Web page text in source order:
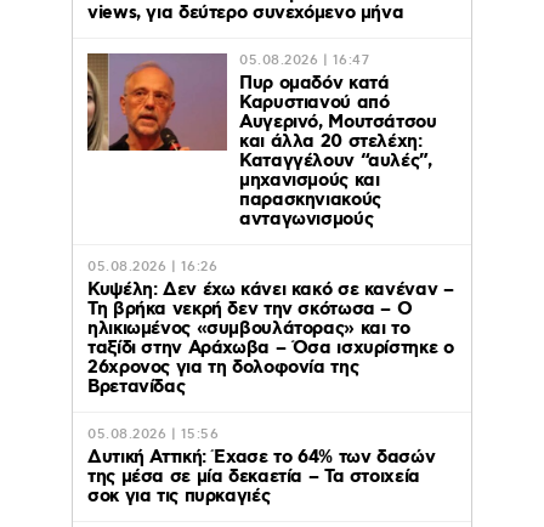
views, για δεύτερο συνεχόμενο μήνα
05.08.2026 | 16:47
Πυρ ομαδόν κατά
Καρυστιανού από
Αυγερινό, Μουτσάτσου
και άλλα 20 στελέχη:
Καταγγέλουν “αυλές”,
μηχανισμούς και
παρασκηνιακούς
ανταγωνισμούς
05.08.2026 | 16:26
Κυψέλη: Δεν έχω κάνει κακό σε κανέναν –
Τη βρήκα νεκρή δεν την σκότωσα – Ο
ηλικιωμένος «συμβουλάτορας» και το
ταξίδι στην Αράχωβα – Όσα ισχυρίστηκε ο
26χρονος για τη δολοφονία της
Βρετανίδας
05.08.2026 | 15:56
Δυτική Αττική: Έχασε το 64% των δασών
της μέσα σε μία δεκαετία – Τα στοιχεία
σοκ για τις πυρκαγιές